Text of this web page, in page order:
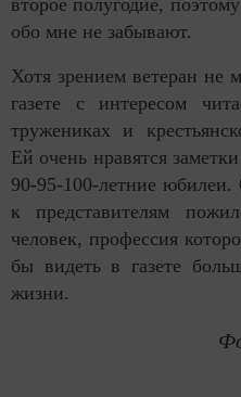
обо мне не забывают.
Хотя зрением ветеран не
газете с интересом
тружениках и
Ей очень нравятся
90-95-100-летние
к представителям
человек, профессия
бы видеть в газете
жизни.